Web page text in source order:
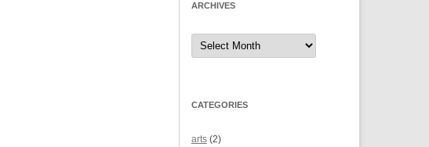
ARCHIVES
Archives
CATEGORIES
arts(2)